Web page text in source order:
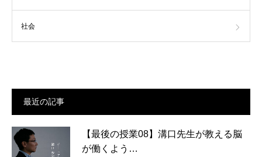
社会
最近の記事
【最後の授業08】溝口先生が教える脳
が働くよう…